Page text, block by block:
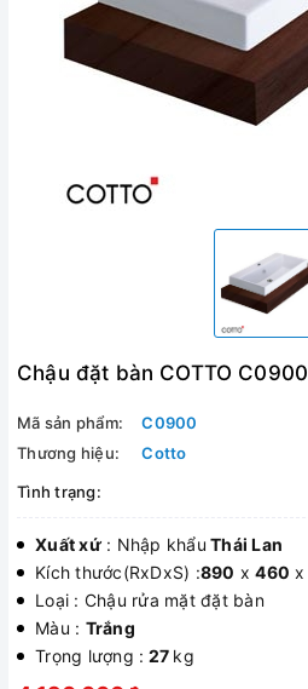
Chậu đặt bàn COTTO C0900
Mã sản phẩm:
C0900
Thương hiệu:
Cotto
Tình trạng:
Xuất xứ: Nhập khẩu Thái Lan
Kích thước(RxDxS) :890 x460 x
Loại : Chậu rửa mặt đặt bàn
Màu : Trắng
Trọng lượng : 27 kg